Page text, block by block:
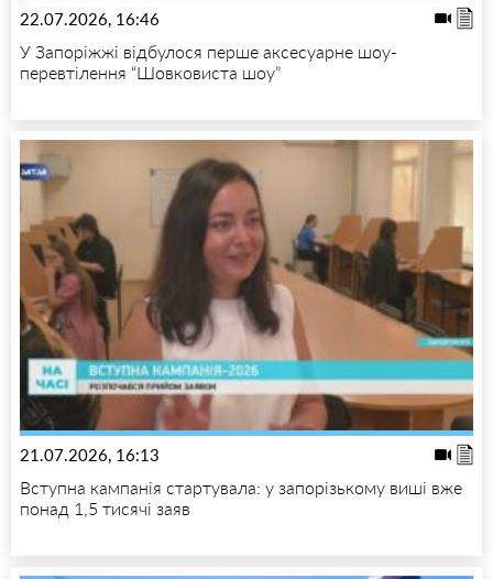
22.07.2026, 16:46
У Запоріжжі відбулося перше аксесуарне шоу-
перевтілення “Шовковиста шоу”
21.07.2026, 16:13
Вступна кампанія стартувала: у запорізькому виші вже
понад 1,5 тисячі заяв